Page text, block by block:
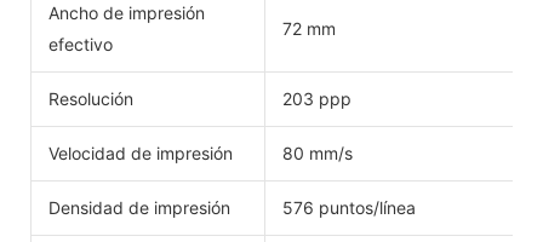
Ancho de impresión
efectivo
72 mm
Resolución 203 ppp
Velocidad de impresión 80 mm/s
Densidad de impresión 576 puntos/línea